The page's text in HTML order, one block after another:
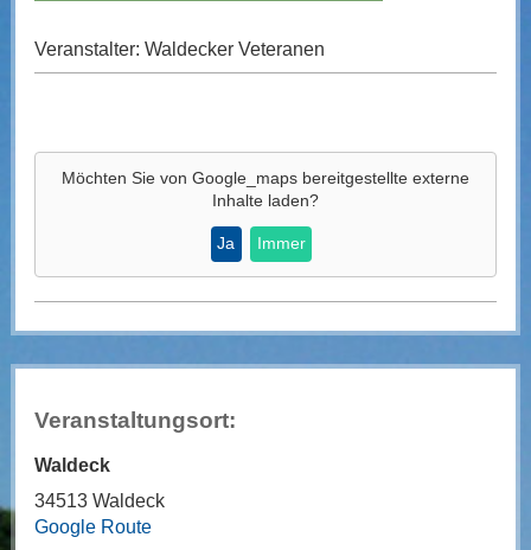
Veranstalter: Waldecker Veteranen
Möchten Sie von Google_mapsbereitgestellte externe
Inhalte laden?
Ja Immer
Veranstaltungsort:
Waldeck
34513 Waldeck
Google Route